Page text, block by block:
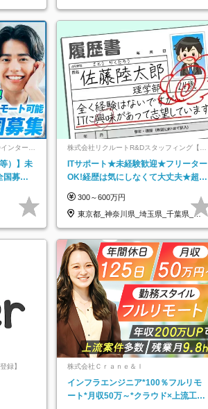
ンターネ
）】未
国募
株式会社リクルートR&Dスタッフィング【リ
クルートグループ】
ITサポート★未経験歓迎★フリーター
OK!経歴は気にしなくて大丈夫★超大
300～600万円
東京都_神奈川県_埼玉県_千葉県_大
阪府…
録】 株式会社Ｃｒａｎｅ＆Ｉ
インフラエンジニア*100％フルリモ
ート*月収50万～*クラウド×上流工程